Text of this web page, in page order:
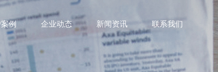
例 企业动态 新闻资讯 联系我们